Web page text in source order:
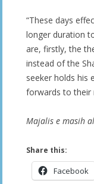
“These days
longer duration
are, firstly, the
instead of the
seeker holds his
forwards to their
Majalis e masih
Share this:
Facebook